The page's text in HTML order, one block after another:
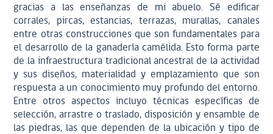
gracias a las enseñanzas de mi abuelo. Sé edificar
corrales, pircas, estancias, terrazas, murallas, canales
entre otras construcciones que son fundamentales para
el desarrollo de la ganadería camélida. Esto forma parte
de la infraestructura tradicional ancestral de la actividad
y sus diseños, materialidad y emplazamiento que son
respuesta a un conocimiento muy profundo del entorno.
Entre otros aspectos incluyo técnicas específicas de
selección, arrastre o traslado, disposición y ensamble de
las piedras, las que dependen de la ubicación y tipo de